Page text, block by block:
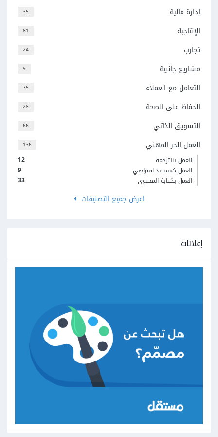
35 إدارة مالية
81 الإنتاجية
24 تجارب
9 مشاريع جانبية
75 التعامل مع العملاء
28 الحفاظ على الصحة
66 التسويق الذاتي
136 العمل الحر المهني
12
العمل بالترجمة
9
العمل كمساعد افتراضي
33
العمل بكتابة المحتوى
اعرض جميع التصنيفات
إعلانات